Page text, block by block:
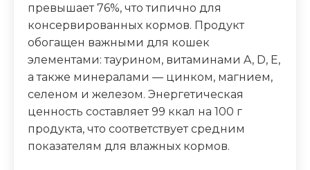
превышает 76%, что типично для
консервированных кормов. Продукт
обогащен важными для кошек
элементами: таурином, витаминами A, D, E,
а также минералами — цинком, магнием,
селеном и железом. Энергетическая
ценность составляет 99 ккал на 100 г
продукта, что соответствует средним
показателям для влажных кормов.